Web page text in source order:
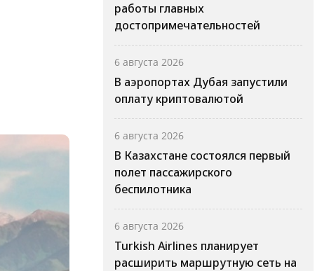
работы главных
достопримечательностей
6 августа 2026
В аэропортах Дубая запустили
оплату криптовалютой
6 августа 2026
В Казахстане состоялся первый
полет пассажирского
беспилотника
6 августа 2026
Turkish Airlines планирует
расширить маршрутную сеть на